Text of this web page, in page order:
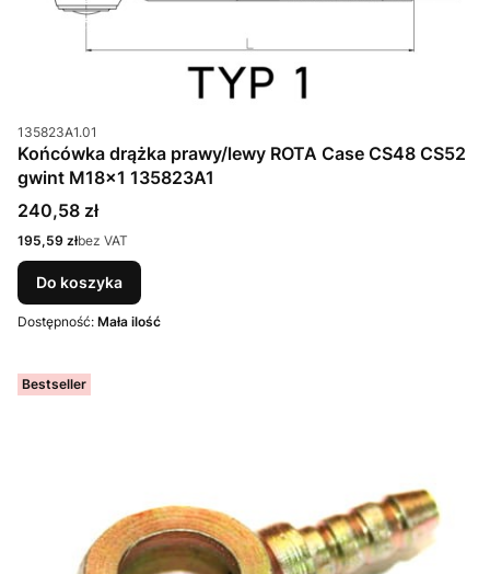
Kod produktu
135823A1.01
Końcówka drążka prawy/lewy ROTA Case CS48 CS52
gwint M18x1 135823A1
Cena
240,58 zł
Cena
195,59 złbez VAT
Do koszyka
Dostępność: Mała ilość
Bestseller